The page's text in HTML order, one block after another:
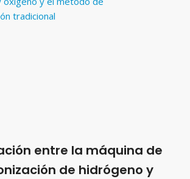
entre la máquina de
de hidrógeno y